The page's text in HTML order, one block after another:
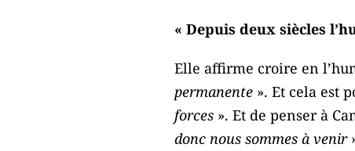
« Depuis deux siècles
Elle affirme croire en
permanente ». Et cela est
forces ». Et de penser à
donc nous sommes à venir